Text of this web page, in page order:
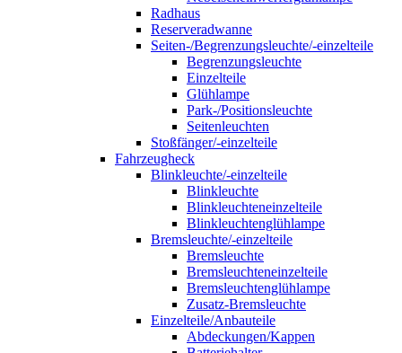
Radhaus
Reserveradwanne
Seiten-/Begrenzungsleuchte/-einzelteile
Begrenzungsleuchte
Einzelteile
Glühlampe
Park-/Positionsleuchte
Seitenleuchten
Stoßfänger/-einzelteile
Fahrzeugheck
Blinkleuchte/-einzelteile
Blinkleuchte
Blinkleuchteneinzelteile
Blinkleuchtenglühlampe
Bremsleuchte/-einzelteile
Bremsleuchte
Bremsleuchteneinzelteile
Bremsleuchtenglühlampe
Zusatz-Bremsleuchte
Einzelteile/Anbauteile
Abdeckungen/Kappen